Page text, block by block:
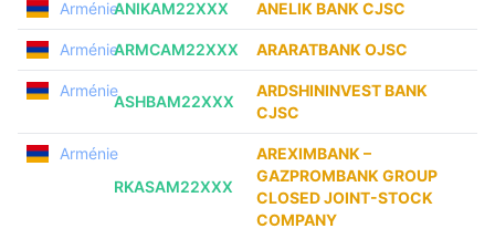
ArménieANIKAM22XXX ANELIK BANK CJSC
ArménieARMCAM22XXX ARARATBANK OJSC
Arménie
ASHBAM22XXX
ARDSHININVEST BANK
CJSC
Arménie
RKASAM22XXX
AREXIMBANK –
GAZPROMBANK GROUP
CLOSED JOINT-STOCK
COMPANY